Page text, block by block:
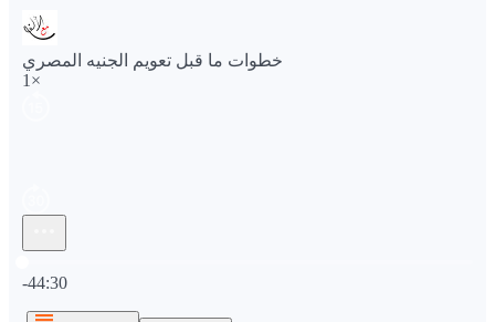
خطوات ما قبل تعويم الجنيه المصري
1×
-44:30